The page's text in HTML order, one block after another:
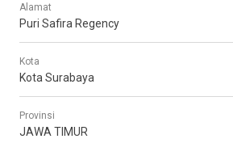
Alamat
Puri Safira Regency
Kota
Kota Surabaya
Provinsi
JAWA TIMUR